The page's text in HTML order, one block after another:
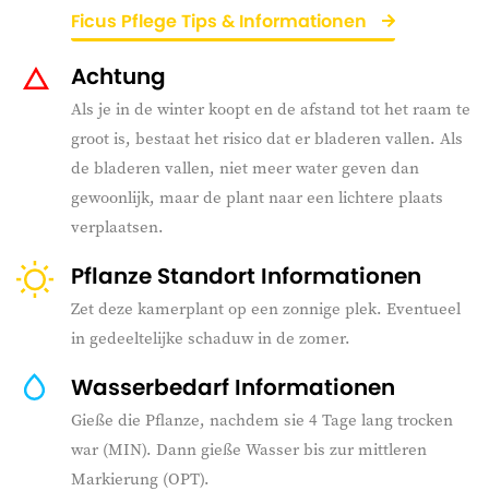
Ficus Pflege Tips & Informationen
Achtung
Als je in de winter koopt en de afstand tot het raam te
groot is, bestaat het risico dat er bladeren vallen. Als
de bladeren vallen, niet meer water geven dan
gewoonlijk, maar de plant naar een lichtere plaats
verplaatsen.
Pflanze Standort Informationen
Zet deze kamerplant op een zonnige plek. Eventueel
in gedeeltelijke schaduw in de zomer.
Wasserbedarf Informationen
Gieße die Pflanze, nachdem sie 4 Tage lang trocken
war (MIN). Dann gieße Wasser bis zur mittleren
Markierung (OPT).